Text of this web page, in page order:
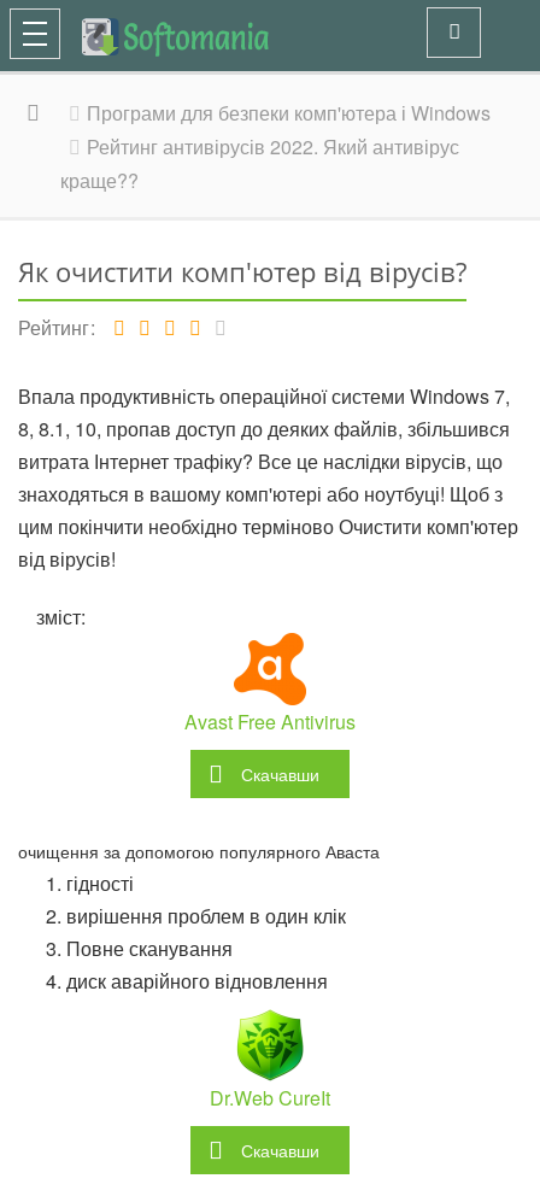
Програми для безпеки комп'ютера і Windows
Рейтинг антивірусів 2022. Який антивірус
краще??
Як очистити комп'ютер від вірусів?
Рейтинг
Впала продуктивність операційної системи Windows 7,
8, 8.1, 10, пропав доступ до деяких файлів, збільшився
витрата Інтернет трафіку? Все це наслідки вірусів, що
знаходяться в вашому комп'ютері або ноутбуці! Щоб з
цим покінчити необхідно терміново Очистити комп'ютер
від вірусів!
зміст:
Avast Free Antivirus
Скачавши
очищення за допомогою популярного Аваста
гідності
вирішення проблем в один клік
Повне сканування
диск аварійного відновлення
Dr.Web CureIt
Скачавши